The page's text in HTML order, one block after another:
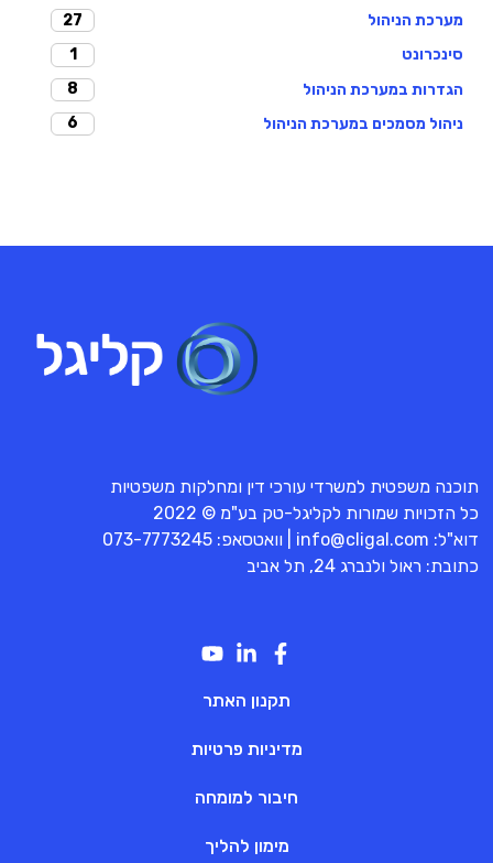
מערכת הניהול
27
סינכרונט
1
הגדרות במערכת הניהול
8
ניהול מסמכים במערכת הניהול
6
תוכנה משפטית למשרדי עורכי דין ומחלקות משפטיות
כל הזכויות שמורות לקליגל-טק בע"מ © 2022
דוא"ל: info@cligal.com | וואטסאפ: 073-7773245
כתובת: ראול ולנברג 24, תל אביב
תקנון האתר
מדיניות פרטיות
חיבור למומחה
מימון להליך